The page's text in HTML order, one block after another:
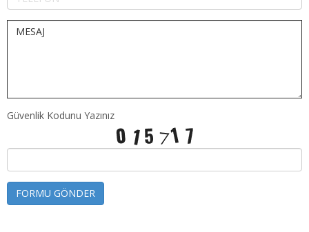
Güvenlik Kodunu Yazınız
FORMU GÖNDER